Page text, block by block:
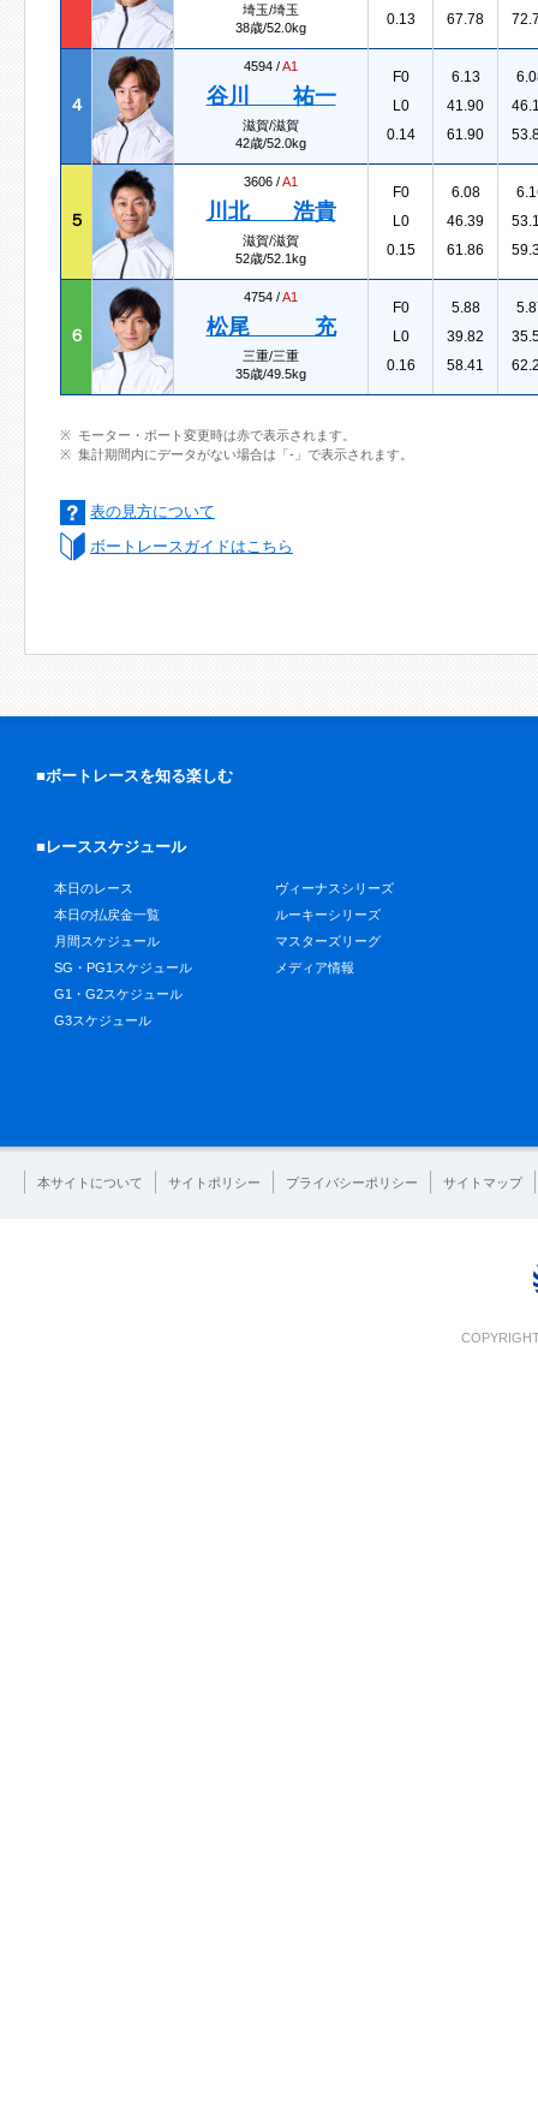
埼玉/埼玉
38歳/52.0kg
0.13
67.78
４
4594 /A1
谷川 祐一
滋賀/滋賀
42歳/52.0kg
F0
L0
0.14
6.13
41.90
61.90
５
3606 /A1
川北 浩貴
滋賀/滋賀
52歳/52.1kg
F0
L0
0.15
6.08
46.39
61.86
６
4754 /A1
松尾 充
三重/三重
35歳/49.5kg
F0
L0
0.16
5.88
39.82
58.41
モーター・ボート変更時は赤で表示されます。
集計期間内にデータがない場合は「-」で表示されます。
表の見方について
ボートレースガイドはこちら
■ボートレースを知る楽しむ
■レーススケジュール
本日のレース
本日の払戻金一覧
月間スケジュール
SG・PG1スケジュール
G1・G2スケジュール
G3スケジュール
ヴィーナスシリーズ
ルーキーシリーズ
マスターズリーグ
メディア情報
本サイトについて サイトポリシー プライバシーポリシー サイトマップ